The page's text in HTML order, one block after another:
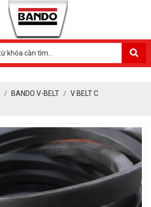
BANDO V-BELT
V BELT C